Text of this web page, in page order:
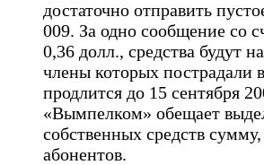
достаточно отправить
009. За одно сообщение со
0,36 долл., средства будут
члены которых пострадали
продлится до 15 сентября
«Вымпелком» обещает
собственных средств
абонентов.